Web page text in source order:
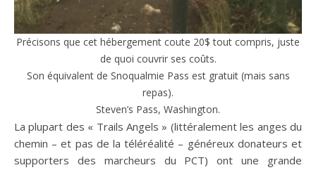
Précisons que cet hébergement coute 20$ tout compris, juste
de quoi couvrir ses coûts.
Son équivalent de Snoqualmie Pass est gratuit (mais sans
repas).
Steven’s Pass, Washington.
La plupart des « Trails Angels » (littéralement les anges du
chemin – et pas de la téléréalité – généreux donateurs et
supporters des marcheurs du PCT) ont une grande